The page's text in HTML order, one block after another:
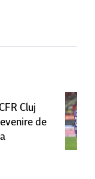
Cluj
de